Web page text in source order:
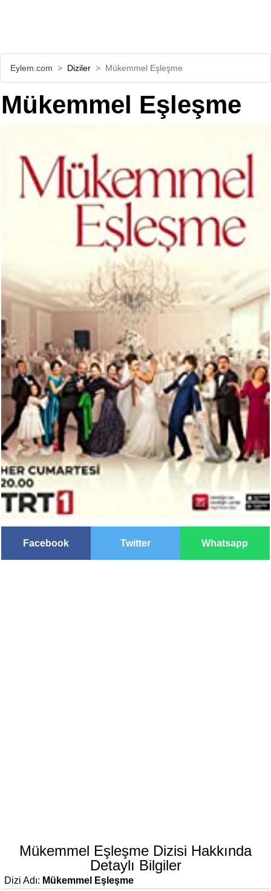
Eylem.com Diziler Mükemmel Eşleşme
Mükemmel Eşleşme
Facebook Twitter Whatsapp
Mükemmel Eşleşme Dizisi Hakkında
Detaylı Bilgiler
Dizi Adı: Mükemmel Eşleşme